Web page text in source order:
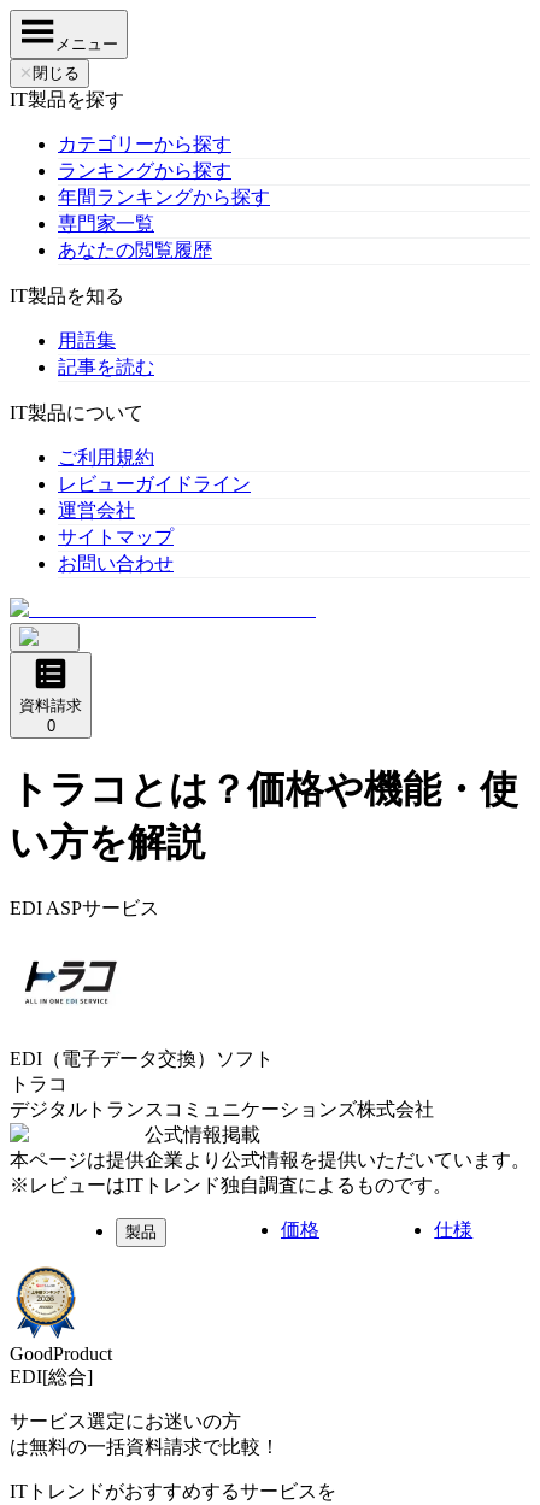
メニュー
✕ 閉じる
IT製品を探す
カテゴリーから探す
ランキングから探す
年間ランキングから探す
専門家一覧
あなたの閲覧履歴
IT製品を知る
用語集
記事を読む
IT製品について
ご利用規約
レビューガイドライン
運営会社
サイトマップ
お問い合わせ
資料請求
0
トラコ とは？価格や機能・使
い方を解説
EDI ASPサービス
EDI（電子データ交換）ソフト
トラコ
デジタルトランスコミュニケーションズ株式会社
公式情報掲載
本ページは提供企業より公式情報を提供いただいています。
※レビューはITトレンド独自調査によるものです。
製品 価格 仕様
GoodProduct
EDI[総合]
サービス選定にお迷いの方
は無料の一括資料請求で比較！
ITトレンドがおすすめするサービスを